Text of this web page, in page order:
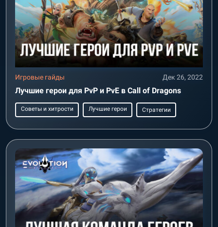
Игровые гайды Дек 26, 2022
Лучшие герои для PvP и PvE в Call of Dragons
Советы и хитрости Лучшие герои Стратегии